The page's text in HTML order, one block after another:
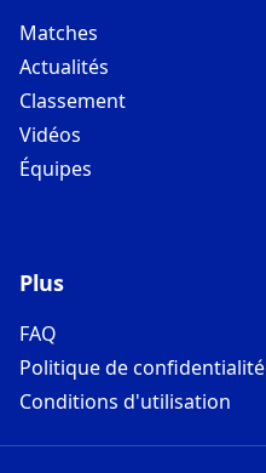
Matches
Actualités
Classement
Vidéos
Équipes
Plus
FAQ
Politique de confidentialité
Conditions d'utilisation